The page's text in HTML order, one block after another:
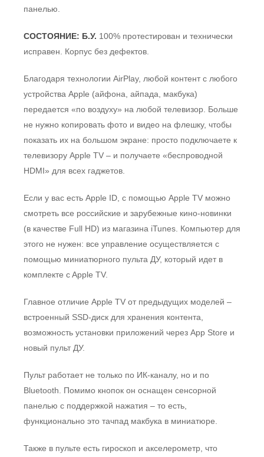
панелью.
СОСТОЯНИЕ: Б.У. 100% протестирован и технически
исправен. Корпус без дефектов.
Благодаря технологии AirPlay, любой контент с любого
устройства Apple (айфона, айпада, макбука)
передается «по воздуху» на любой телевизор. Больше
не нужно копировать фото и видео на флешку, чтобы
показать их на большом экране: просто подключаете к
телевизору Apple TV – и получаете «беспроводной
HDMI» для всех гаджетов.
Если у вас есть Apple ID, с помощью Apple TV можно
смотреть все российские и зарубежные кино-новинки
(в качестве Full HD) из магазина iTunes. Компьютер для
этого не нужен: все управление осуществляется с
помощью миниатюрного пульта ДУ, который идет в
комплекте c Apple TV.
Главное отличие Apple TV от предыдущих моделей –
встроенный SSD-диск для хранения контента,
возможность установки приложений через App Store и
новый пульт ДУ.
Пульт работает не только по ИК-каналу, но и по
Bluetooth. Помимо кнопок он оснащен сенсорной
панелью с поддержкой нажатия – то есть,
функционально это тачпад макбука в миниатюре.
Также в пульте есть гироскоп и акселерометр, что